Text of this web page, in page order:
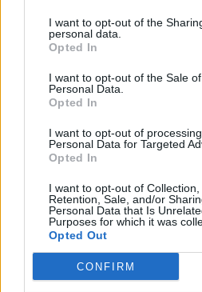
I want to opt-out of the
personal data.
Opted In
I want to opt-out of the Sale
Personal Data.
Opted In
I want to opt-out of
Personal Data for Targeted
Opted In
I want to opt-out of Collection,
Retention, Sale, and/or
Personal Data that Is
Purposes for which it was
Opted Out
CONFIRM
ΗΛΕΚΤΡΙΣΜΟΣ
GreenTank: Τάσεις στην
Μάιος 2026
03/07/2026 - 08:46